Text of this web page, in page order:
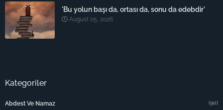
'Bu yolun başı da, ortası da, sonu da edebdir'
August 05, 2026
Kategoriler
Abdest Ve Namaz (90)